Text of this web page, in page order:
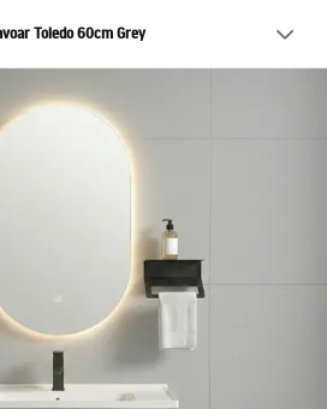
Toledo 60cm Grey